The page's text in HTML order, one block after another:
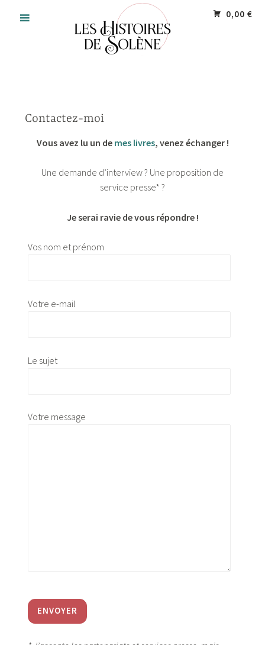
0,00 €
Contactez-moi
Vous avez lu un de mes livres, venez échanger !
Une demande d’interview ? Une proposition de
service presse* ?
Je serai ravie de vous répondre !
Vos nom et prénom
Votre e-mail
Le sujet
Votre message